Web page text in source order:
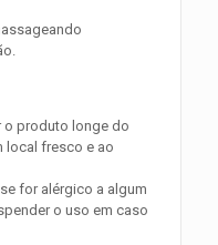
o produto longe do
local fresco e ao
for alérgico a algum
o uso em caso